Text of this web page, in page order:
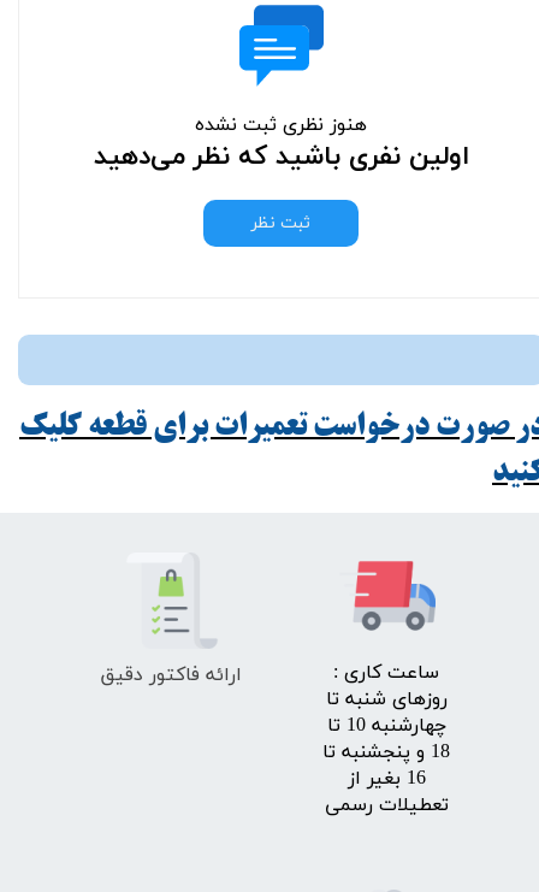
هنوز نظری ثبت نشده
اولین نفری باشید که نظر می‌دهید
ثبت نظر
صورت درخواست تعمیرات برای قطعه کلیک
​ساعت کاری :
روزهای شنبه تا
چهارشنبه 10 تا
18 و پنجشنبه تا
16 بغیر از
تعطیلات رسمی
ارائه فاکتور دقیق